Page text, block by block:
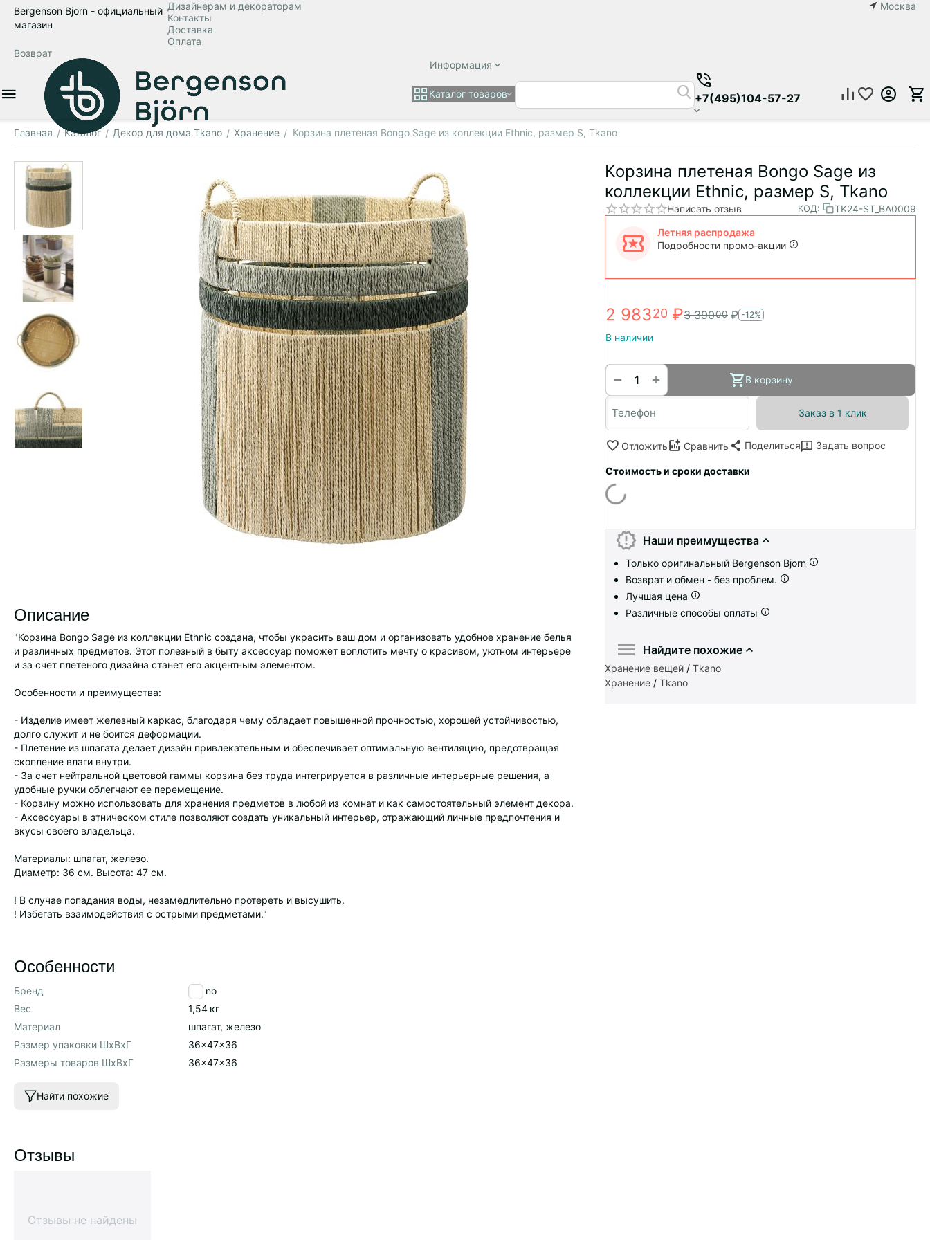
Bergenson Bjorn - официальный
магазин
Москва
Дизайнерам и декораторам
Контакты
Доставка
Оплата
Возврат
Информация
Каталог товаров +7(495)104-57-27
Главная / Каталог / Декор для дома Tkano / Хранение / Корзина плетеная Bongo Sage из коллекции Ethnic, размер S, Tkano
Корзина плетеная Bongo Sage из
коллекции Ethnic, размер S, Tkano
Написать отзыв КОД: TK24-ST_BA0009
Летняя распродажа
Подробности промо-акции
2 98320 ₽3 39000 ₽ -12%
В наличии
+
− В корзину
Заказ в 1 клик
Отложить Сравнить Поделиться Задать вопрос
Стоимость и сроки доставки
Наши преимущества
Только оригинальный Bergenson Bjorn
Возврат и обмен - без проблем.
Лучшая цена
Различные способы оплаты
Найдите похожие
Хранение вещей / Tkano
Хранение / Tkano
Описание
"Корзина Bongo Sage из коллекции Ethnic создана, чтобы украсить ваш дом и организовать удобное хранение белья
и различных предметов. Этот полезный в быту аксессуар поможет воплотить мечту о красивом, уютном интерьере
и за счет плетеного дизайна станет его акцентным элементом.
Особенности и преимущества:
- Изделие имеет железный каркас, благодаря чему обладает повышенной прочностью, хорошей устойчивостью,
долго служит и не боится деформации.
- Плетение из шпагата делает дизайн привлекательным и обеспечивает оптимальную вентиляцию, предотвращая
скопление влаги внутри.
- За счет нейтральной цветовой гаммы корзина без труда интегрируется в различные интерьерные решения, а
удобные ручки облегчают ее перемещение.
- Корзину можно использовать для хранения предметов в любой из комнат и как самостоятельный элемент декора.
- Аксессуары в этническом стиле позволяют создать уникальный интерьер, отражающий личные предпочтения и
вкусы своего владельца.
Материалы: шпагат, железо.
Диаметр: 36 см. Высота: 47 см.
! В случае попадания воды, незамедлительно протереть и высушить.
! Избегать взаимодействия с острыми предметами."
Особенности
Бренд
Tkano
Вес
1,54 кг
Материал
шпагат, железо
Размер упаковки ШхВхГ
36x47x36
Размеры товаров ШхВхГ
36x47x36
Найти похожие
Отзывы
Отзывы не найдены